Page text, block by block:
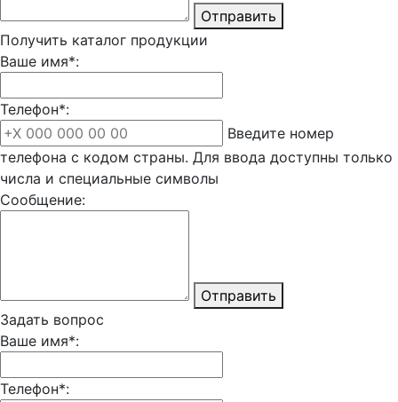
Отправить
Получить каталог продукции
Ваше имя*:
Телефон*:
Введите номер
телефона с кодом страны. Для ввода доступны только
числа и специальные символы
Сообщение:
Отправить
Задать вопрос
Ваше имя*:
Телефон*: